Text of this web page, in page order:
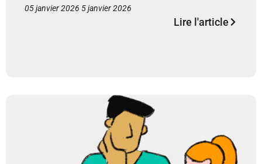
05 janvier 2026 5 janvier 2026
Lire l'article